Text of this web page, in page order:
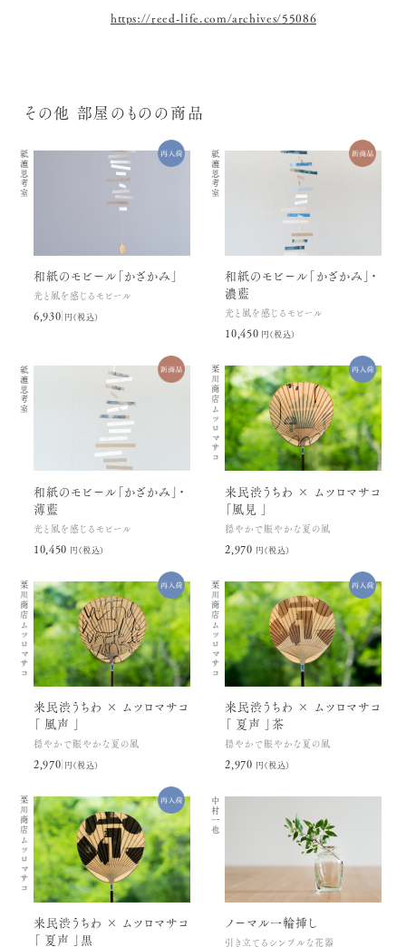
https://reed-life.com/archives/55086
その他 部屋のものの商品
紙漉思考室
和紙のモビール「かざかみ」
光と風を感じるモビール
6,930円(税込)
紙漉思考室
和紙のモビール「かざかみ」・
濃藍
光と風を感じるモビール
10,450円(税込)
紙漉思考室
和紙のモビール「かざかみ」・
薄藍
光と風を感じるモビール
10,450円(税込)
栗川商店
ムツロマサコ
来民渋うちわ × ムツロマサコ
「風見 」
穏やかで賑やかな夏の風
2,970円(税込)
栗川商店
ムツロマサコ
来民渋うちわ × ムツロマサコ
「 風声 」
穏やかで賑やかな夏の風
2,970円(税込)
栗川商店
ムツロマサコ
来民渋うちわ × ムツロマサコ
「 夏声 」茶
穏やかで賑やかな夏の風
2,970円(税込)
栗川商店
ムツロマサコ
来民渋うちわ × ムツロマサコ
「 夏声 」黒
中村一也
ノーマル一輪挿し
引き立てるシンプルな花器